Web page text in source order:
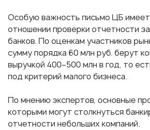
Особую важность письмо ЦБ
отношении проверки отчетности
банков. По оценкам участников
сумму порядка 60 млн руб. берут
выручкой 400–500 млн в год, то
под критерий малого бизнеса.
По мнению экспертов, основные
которыми могут столкнуться
отчетности небольших компаний.